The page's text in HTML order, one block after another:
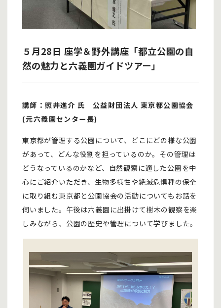
５月28日 座学＆野外講座「都立公園の自
然の魅力と六義園ガイドツアー」
講師：照井進介 氏 公益財団法人 東京都公園協会
(元六義園センター長)
東京都が管理する公園について、どこにどの様な公園
があって、どんな役割を担っているのか。その管理は
どうなっているのかなど、自然観察に適した公園を中
心にご紹介いただき、生物多様性や絶滅危惧種の保全
に取り組む東京都と公園協会の活動についてもお話を
伺いました。午後は六義園に出掛けて樹木の観察を楽
しみながら、公園の歴史や管理について学びました。